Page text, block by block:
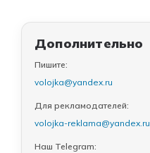
Дополнительно
Пишите:
volojka@yandex.ru
Для рекламодателей:
volojka-reklama@yandex.ru
Наш Telegram: